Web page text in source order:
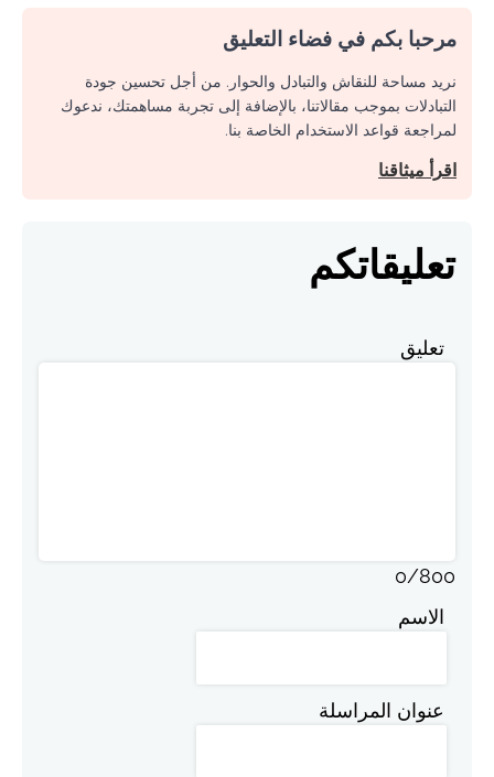
مرحبا بكم في فضاء التعليق
نريد مساحة للنقاش والتبادل والحوار. من أجل تحسين جودة
التبادلات بموجب مقالاتنا، بالإضافة إلى تجربة مساهمتك، ندعوك
لمراجعة قواعد الاستخدام الخاصة بنا.
اقرأ ميثاقنا
تعليقاتكم
تعليق
0/800
الاسم
عنوان المراسلة